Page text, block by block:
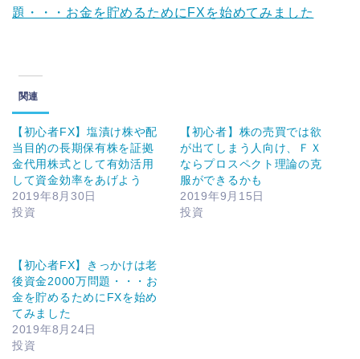
題・・・お金を貯めるためにFXを始めてみました
関連
【初心者FX】塩漬け株や配
当目的の長期保有株を証拠
金代用株式として有効活用
して資金効率をあげよう
2019年8月30日
投資
【初心者】株の売買では欲
が出てしまう人向け、ＦＸ
ならプロスペクト理論の克
服ができるかも
2019年9月15日
投資
【初心者FX】きっかけは老
後資金2000万問題・・・お
金を貯めるためにFXを始め
てみました
2019年8月24日
投資